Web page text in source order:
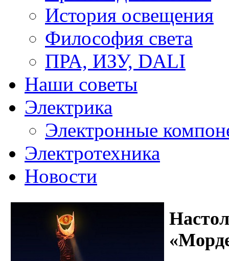
История освещения
Философия света
ПРА, ИЗУ, DALI
Наши советы
Электрика
Электронные
Электротехника
Новости